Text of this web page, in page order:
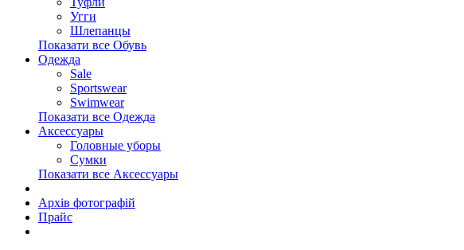
Угги
Шлепанцы
Показати все Обувь
Одежда
Sale
Sportswear
Swimwear
Показати все Одежда
Аксессуары
Головные уборы
Сумки
Показати все Аксессуары
Архів фотографій
Прайс